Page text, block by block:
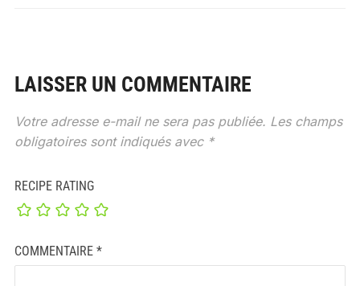
LAISSER UN COMMENTAIRE
Votre adresse e-mail ne sera pas publiée. Les champs
obligatoires sont indiqués avec *
RECIPE RATING
COMMENTAIRE *